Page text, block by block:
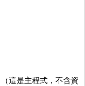
（這是主程式，不含資